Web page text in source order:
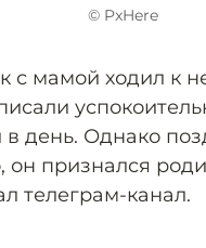
© PxHere
с мамой ходил к
в день. Однако
он признался
телеграм-канал.